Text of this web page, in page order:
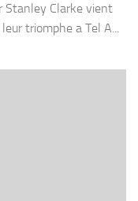
Stanley Clarke vient
triomphe a Tel A...